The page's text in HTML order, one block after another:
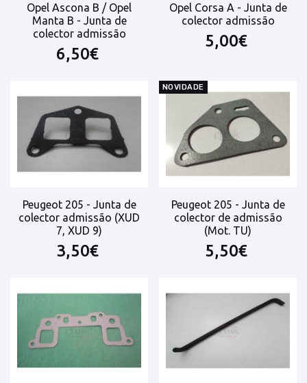
Opel Ascona B / Opel
Manta B - Junta de
colector admissão
6,50€
Opel Corsa A - Junta de
colector admissão
5,00€
Peugeot 205 - Junta de
colector admissão (XUD
7, XUD 9)
3,50€
NOVIDADE
Peugeot 205 - Junta de
colector de admissão
(Mot. TU)
5,50€